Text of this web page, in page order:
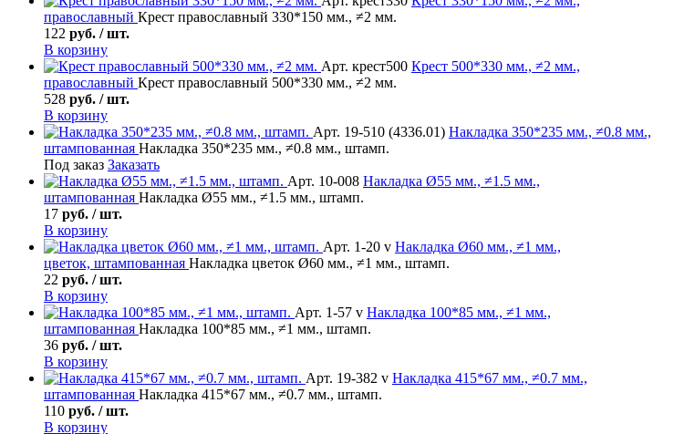
православный Крест православный 330*150 мм., ≠2 мм.
122 руб. / шт.
В корзину
Арт. крест500 Крест 500*330 мм., ≠2 мм.,
православный Крест православный 500*330 мм., ≠2 мм.
528 руб. / шт.
В корзину
Арт. 19-510 (4336.01) Накладка 350*235 мм., ≠0.8 мм.,
штампованная Накладка 350*235 мм., ≠0.8 мм., штамп.
Под заказ Заказать
Арт. 10-008 Накладка Ø55 мм., ≠1.5 мм.,
штампованная Накладка Ø55 мм., ≠1.5 мм., штамп.
17 руб. / шт.
В корзину
Арт. 1-20 v Накладка Ø60 мм., ≠1 мм.,
цветок, штампованная Накладка цветок Ø60 мм., ≠1 мм., штамп.
22 руб. / шт.
В корзину
Арт. 1-57 v Накладка 100*85 мм., ≠1 мм.,
штампованная Накладка 100*85 мм., ≠1 мм., штамп.
36 руб. / шт.
В корзину
Арт. 19-382 v Накладка 415*67 мм., ≠0.7 мм.,
штампованная Накладка 415*67 мм., ≠0.7 мм., штамп.
110 руб. / шт.
В корзину